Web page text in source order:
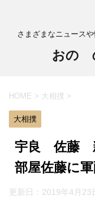
さまざまなニュース
おの
HOME > 大相撲 >
大相撲
宇良 佐藤
部屋佐藤に軍
更新日： 2019年4月23